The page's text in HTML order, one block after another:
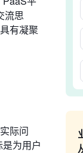
流思
有凝聚
际问
为用户